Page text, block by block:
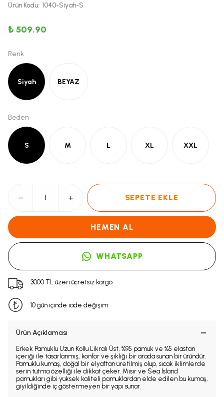
Ürün Kodu: 1040-Siyah-S
₺ 509.90
Renk
Siyah BEYAZ
Beden
S M L XL XXL
SEPETE EKLE
HEMEN AL
WHATSAPP
3000 TL üzeri ücretsiz kargo
10 gün içinde iade değişim
Ürün Açıklaması
Erkek Pamuklu Uzun Kollu Likralı Üst, %95 pamuk ve %5 elastan
içeriği ile tasarlanmış, konfor ve şıklığı bir arada sunan bir üründür.
Pamuklu kumaş, doğal bir elyaftan üretilmiş olup, sıcak iklimlerde
serin tutma özelliği ile dikkat çeker. Mısır ve Sea Island
pamukları gibi yüksek kaliteli pamuklardan elde edilen bu kumaş,
giyildiğinde iç göstermeyen bir yapı sunar.